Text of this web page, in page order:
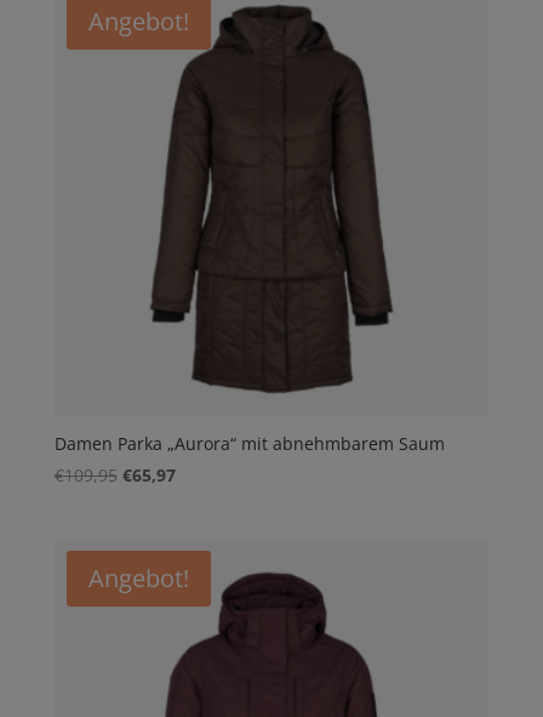
Angebot!
Damen Parka „Aurora“ mit abnehmbarem Saum
€109,95 Ursprünglicher
€109,95
€65,97Aktueller
€65,97.
Angebot!